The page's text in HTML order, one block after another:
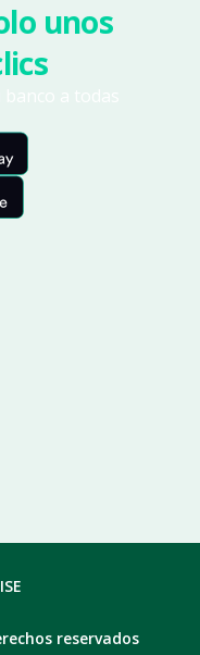
unos
reservados